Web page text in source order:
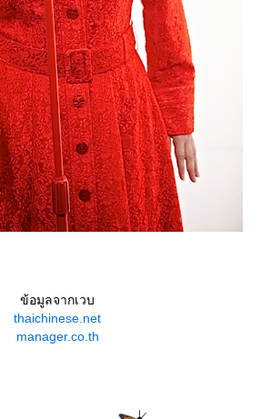
ข้อมูลจากเวบ
thaichinese.net
manager.co.th